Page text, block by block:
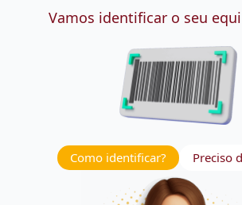
Vamos identificar o seu
Como identificar? Preciso